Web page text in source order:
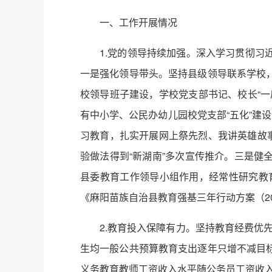
一、工作开展情况
1.党的领导持续加强。深入学习贯彻习
一是强化领导带头。坚持县级领导联系学
校领导班子建设，学校党支部书记、校长“
有中小学、公民办幼儿园校党支部“五化”
习教育，扎实开展网上祭先烈、我讲英雄
验做法得到“新湖南”多次宣传推介。三是
县委教育工作领导小组作用，经常性研究
《麻阳苗族自治县教育强基三年行动方案
2.教育投入保障有力。坚持教育经费优
生均一般公共预算教育支出逐年只增不减
义务教育教师工资收入水平随公务员工资收